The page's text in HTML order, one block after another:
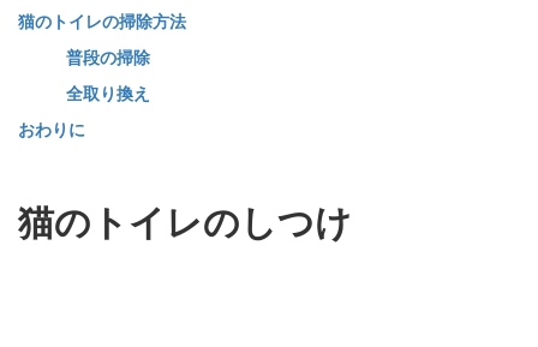
猫のトイレの掃除方法
普段の掃除
全取り換え
おわりに
猫のトイレのしつけ